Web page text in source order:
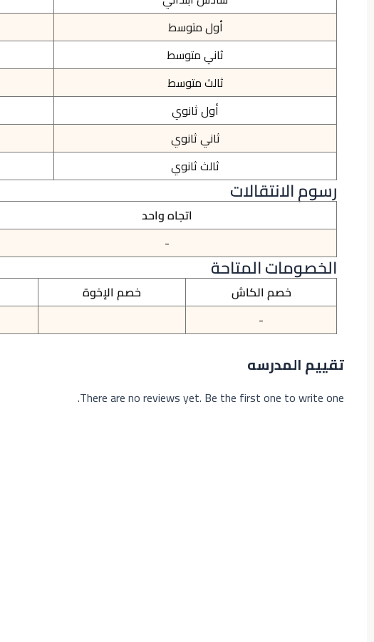
أول متوسط
ثاني متوسط
ثالث متوسط
أول ثانوي
ثاني ثانوي
ثالث ثانوي
رسوم الانتقالات
اتجاه واحد
-
الخصومات المتاحة
خصم الكاش خصم الإخوة
-
تقييم المدرسه
There are no reviews yet. Be the first one to write one.